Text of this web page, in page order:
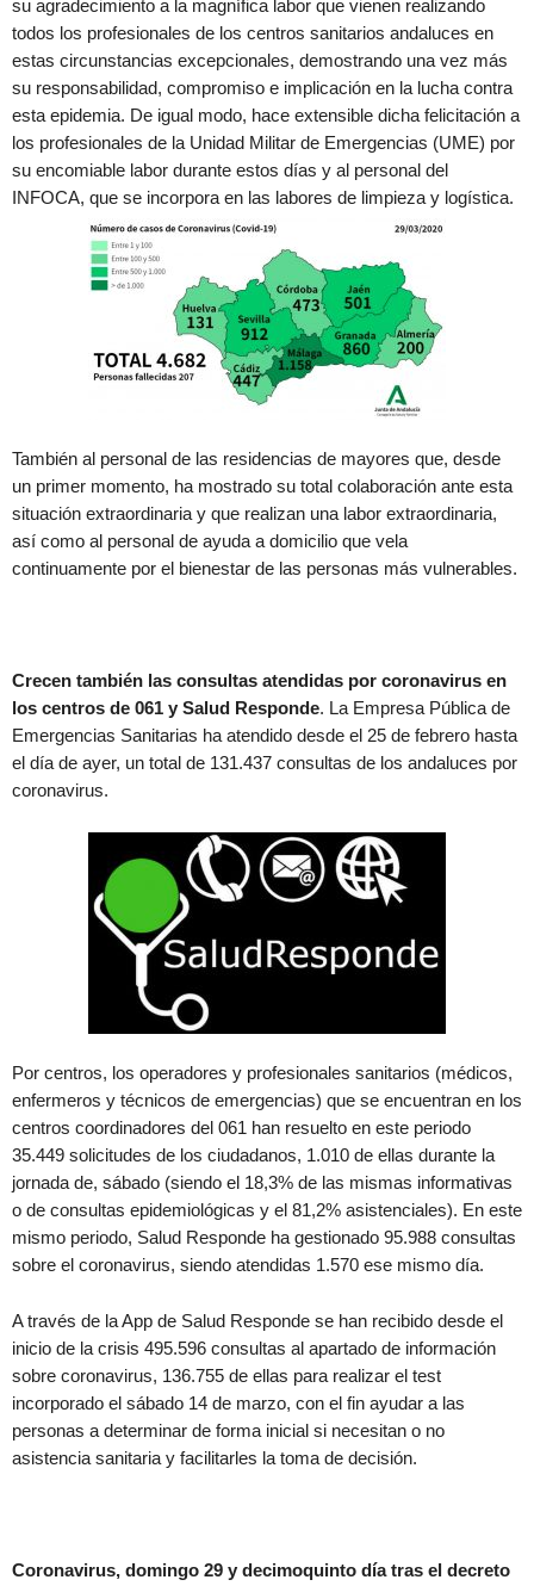
su agradecimiento a la magnífica labor que vienen realizando
todos los profesionales de los centros sanitarios andaluces en
estas circunstancias excepcionales, demostrando una vez más
su responsabilidad, compromiso e implicación en la lucha contra
esta epidemia. De igual modo, hace extensible dicha felicitación a
los profesionales de la Unidad Militar de Emergencias (UME) por
su encomiable labor durante estos días y al personal del
INFOCA, que se incorpora en las labores de limpieza y logística.
También al personal de las residencias de mayores que, desde
un primer momento, ha mostrado su total colaboración ante esta
situación extraordinaria y que realizan una labor extraordinaria,
así como al personal de ayuda a domicilio que vela
continuamente por el bienestar de las personas más vulnerables.
Crecen también las consultas atendidas por coronavirus en
los centros de 061 y Salud Responde. La Empresa Pública de
Emergencias Sanitarias ha atendido desde el 25 de febrero hasta
el día de ayer, un total de 131.437 consultas de los andaluces por
coronavirus.
Por centros, los operadores y profesionales sanitarios (médicos,
enfermeros y técnicos de emergencias) que se encuentran en los
centros coordinadores del 061 han resuelto en este periodo
35.449 solicitudes de los ciudadanos, 1.010 de ellas durante la
jornada de, sábado (siendo el 18,3% de las mismas informativas
o de consultas epidemiológicas y el 81,2% asistenciales). En este
mismo periodo, Salud Responde ha gestionado 95.988 consultas
sobre el coronavirus, siendo atendidas 1.570 ese mismo día.
A través de la App de Salud Responde se han recibido desde el
inicio de la crisis 495.596 consultas al apartado de información
sobre coronavirus, 136.755 de ellas para realizar el test
incorporado el sábado 14 de marzo, con el fin ayudar a las
personas a determinar de forma inicial si necesitan o no
asistencia sanitaria y facilitarles la toma de decisión.
Coronavirus, domingo 29 y decimoquinto día tras el decreto